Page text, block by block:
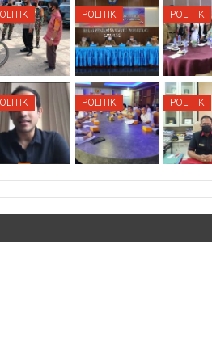
POLITIK POLITIK
POLITIK POLITIK